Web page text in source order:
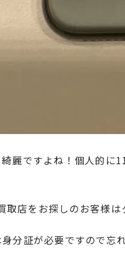
麗ですよね！個人的に
店をお探しのお客様は
分証が必要ですので忘